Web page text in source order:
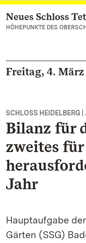
Zum Hauptinhalt
Neues Schloss
HÖHEPUNKTE DES
Freitag, 4.
SCHLOSS HEIDELBERG
Bilanz für
zweites
Jahr
Hauptaufgabe
Gärten (SSG)